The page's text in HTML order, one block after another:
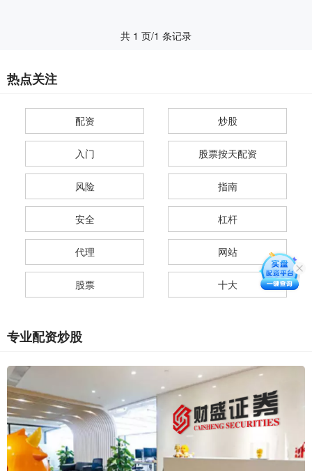
共 1 页/1 条记录
热点关注
配资 炒股
入门 股票按天配资
风险 指南
安全 杠杆
代理 网站
股票 十大
专业配资炒股